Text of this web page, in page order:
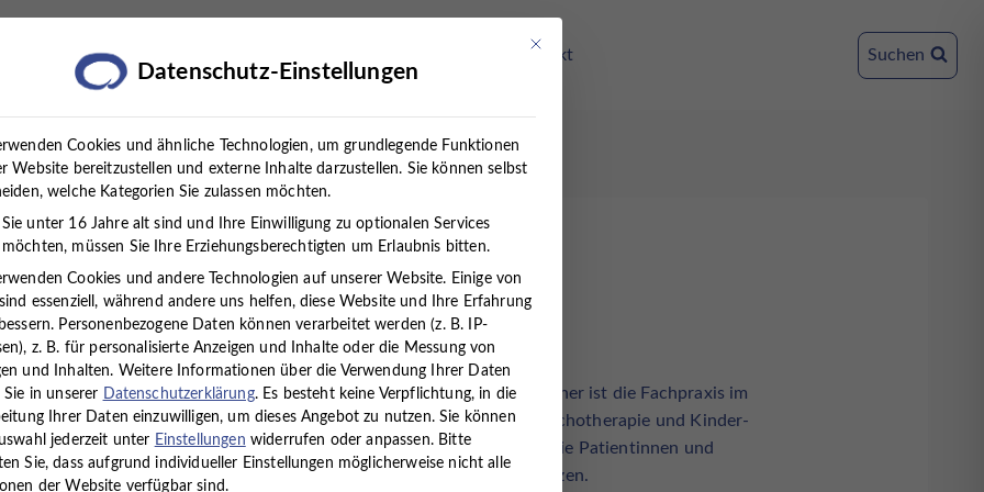
Standorte Kontakt Suchen
Über uns
für körperliche und psychische Gesundheit Timmermann und Partner ist die Fachpraxis im
Medizin, Psychotherapie, Psychiatrie, Kinder- und Jugendpsychotherapie und Kinder-
und Engagement arbeitet unser multimodales Team daran, die Patientinnen und
scheinbar kleiner aber auch großer Probleme zu unterstützen.
Mit diesem Button wird der Dialog geschlossen. Seine Funktionalität ist
Datenschutz-Einstellungen
Cookies und ähnliche Technologien, um grundlegende Funktionen
Website bereitzustellen und externe Inhalte darzustellen. Sie können selbst
welche Kategorien Sie zulassen möchten.
unter 16 Jahre alt sind und Ihre Einwilligung zu optionalen Services
möchten, müssen Sie Ihre Erziehungsberechtigten um Erlaubnis bitten.
Cookies und andere Technologien auf unserer Website. Einige von
essenziell, während andere uns helfen, diese Website und Ihre Erfahrung
Personenbezogene Daten können verarbeitet werden (z. B. IP-
z. B. für personalisierte Anzeigen und Inhalte oder die Messung von
und Inhalten. Weitere Informationen über die Verwendung Ihrer Daten
in unserer Datenschutzerklärung. Es besteht keine Verpflichtung, in die
Ihrer Daten einzuwilligen, um dieses Angebot zu nutzen. Sie können
jederzeit unter Einstellungen widerrufen oder anpassen. Bitte
Sie, dass aufgrund individueller Einstellungen möglicherweise nicht alle
der Website verfügbar sind.